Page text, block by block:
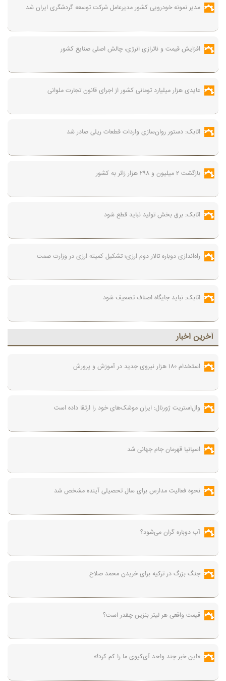
مدیر نمونه خودرویی کشور مدیرعامل شرکت توسعه گردشگری ایران شد
افزایش قیمت و ناترازی انرژی، چالش اصلی صنایع کشور
عایدی هزار میلیارد تومانی کشور از اجرای قانون تجارت ملوانی
اتابک: دستور روان‌سازی واردات قطعات ریلی صادر شد
بازگشت ۲ میلیون و ۲۹۸ هزار زائر به کشور
اتابک: برق بخش تولید نباید قطع شود
راه‌اندازی دوباره تالار دوم ارزی؛ تشکیل کمیته ارزی در وزارت صمت
اتابک: نباید جایگاه اصناف تضعیف شود
آخرين اخبار
استخدام ۱۸۰ هزار نیروی جدید در آموزش‌ و پرورش
وال‌استریت ژورنال: ایران موشک‌های خود را ارتقا داده است
اسپانیا قهرمان جام جهانی شد
نحوه فعالیت مدارس برای سال تحصیلی آینده مشخص شد
آب دوباره گران می‌شود؟
جنگ بزرگ در ترکیه برای خریدن محمد صلاح
قیمت واقعی هر لیتر بنزین چقدر است؟
«این خبر چند واحد آی‌کیوی ما را کم کرد!»